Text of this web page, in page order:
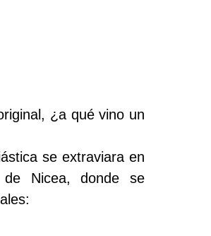
¿a qué vino un
se extraviara en
Nicea, donde se